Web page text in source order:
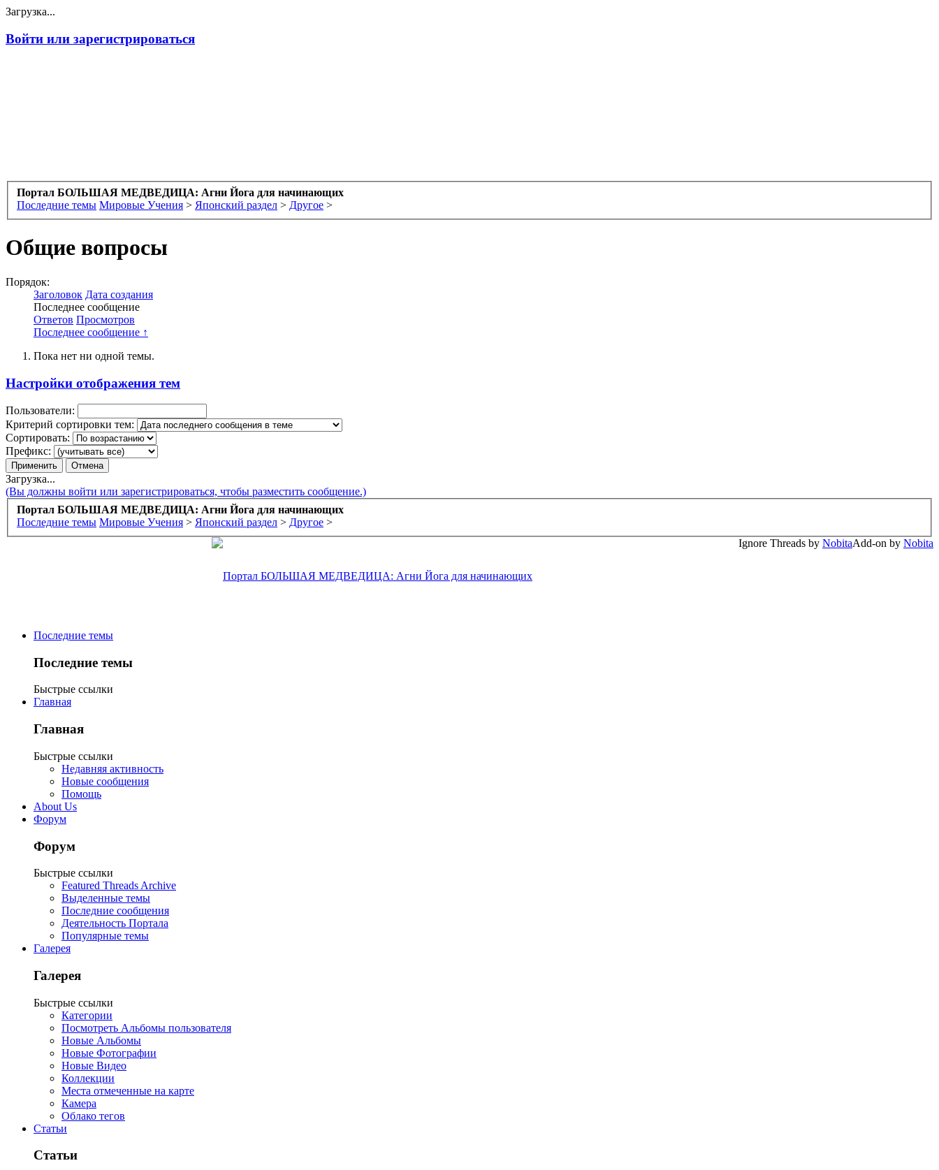
Загрузка...
Войти или зарегистрироваться
Портал БОЛЬШАЯ МЕДВЕДИЦА: Агни Йога для начинающих
Последние темы Мировые Учения > Японский раздел > Другое >
Общие вопросы
Порядок:
Заголовок Дата создания
Последнее сообщение
Ответов Просмотров
Последнее сообщение ↑
Пока нет ни одной темы.
Настройки отображения тем
Пользователи:
Критерий сортировки тем:
Сортировать:
Префикс:
Загрузка...
(Вы должны войти или зарегистрироваться, чтобы разместить сообщение.)
Портал БОЛЬШАЯ МЕДВЕДИЦА: Агни Йога для начинающих
Последние темы Мировые Учения > Японский раздел > Другое >
Add-on by Nobita
Ignore Threads by Nobita
Последние темы
Последние темы
Быстрые ссылки
Главная
Главная
Быстрые ссылки
Недавняя активность
Новые сообщения
Помощь
About Us
Форум
Форум
Быстрые ссылки
Featured Threads Archive
Выделенные темы
Последние сообщения
Деятельность Портала
Популярные темы
Галерея
Галерея
Быстрые ссылки
Категории
Посмотреть Альбомы пользователя
Новые Альбомы
Новые Фотографии
Новые Видео
Коллекции
Места отмеченные на карте
Камера
Облако тегов
Статьи
Статьи